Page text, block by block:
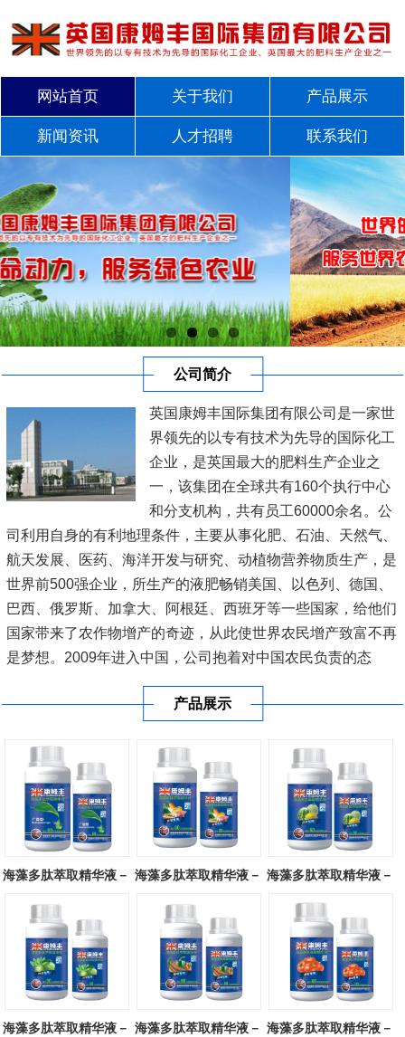
网站首页 关于我们 产品展示
新闻资讯 人才招聘 联系我们
公司简介
英国康姆丰国际集团有限公司是一家世
界领先的以专有技术为先导的国际化工
企业，是英国最大的肥料生产企业之
一，该集团在全球共有160个执行中心
和分支机构，共有员工60000余名。公
司利用自身的有利地理条件，主要从事化肥、石油、天然气、
航天发展、医药、海洋开发与研究、动植物营养物质生产，是
世界前500强企业，所生产的液肥畅销美国、以色列、德国、
巴西、俄罗斯、加拿大、阿根廷、西班牙等一些国家，给他们
国家带来了农作物增产的奇迹，从此使世界农民增产致富不再
是梦想。2009年进入中国，公司抱着对中国农民负责的态
东、广西、海南等20多...
[查看详情]
产品展示
海藻多肽萃取精华液－
广谱型
海藻多肽萃取精华液－
块茎专用
海藻多肽萃取精华液－
瓜类专用
海藻多肽萃取精华液－ 海藻多肽萃取精华液－ 海藻多肽萃取精华液－